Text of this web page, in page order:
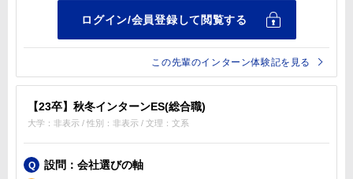
この先輩のインターン体験記を見る
【23卒】秋冬インターンES(総合職)
大学：非表示 / 性別：非表示 / 文理：文系
設問：会社選びの軸